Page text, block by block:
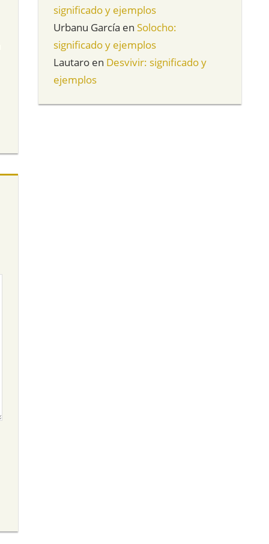
significado y ejemplos
Urbanu García enSolocho:
significado y ejemplos
Lautaro en Desvivir: significado y
ejemplos